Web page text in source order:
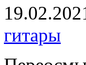
гитары